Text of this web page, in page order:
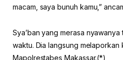
macam, saya bunuh kamu,”
Sya’ban yang merasa
waktu. Dia langsung melaporkan
Mapolrestabes Makassar.(*)